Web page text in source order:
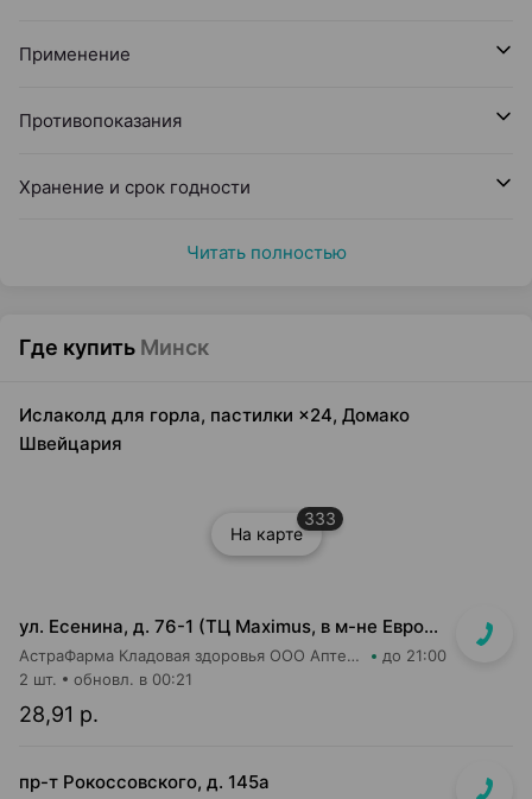
Применение
Противопоказания
Хранение и срок годности
Читать полностью
Где купить Минск
Ислаколд для горла, пастилки ×24, Домако
Швейцария
На карте
333
ул. Есенина, д. 76-1 (ТЦ Maximus, в м-не Евроопт Super)
АстраФарма Кладовая здоровья ООО Аптека №9 до 21:00
28,91 р.
2 шт. обновл. в 00:21
пр-т Рокоссовского, д. 145а